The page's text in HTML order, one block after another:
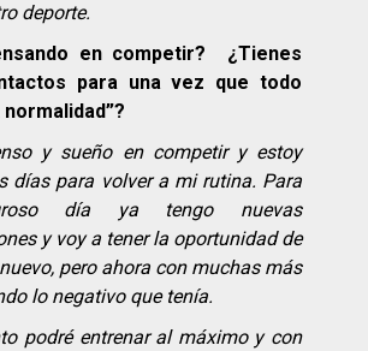
deporte.
en competir? ¿Tienes
para una vez que todo
y sueño en competir y estoy
días para volver a mi rutina. Para
día ya tengo nuevas
y voy a tener la oportunidad de
pero ahora con muchas más
lo negativo que tenía.
podré entrenar al máximo y con